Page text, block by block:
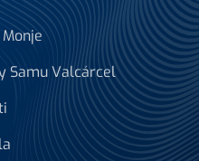
Samu Valcárcel